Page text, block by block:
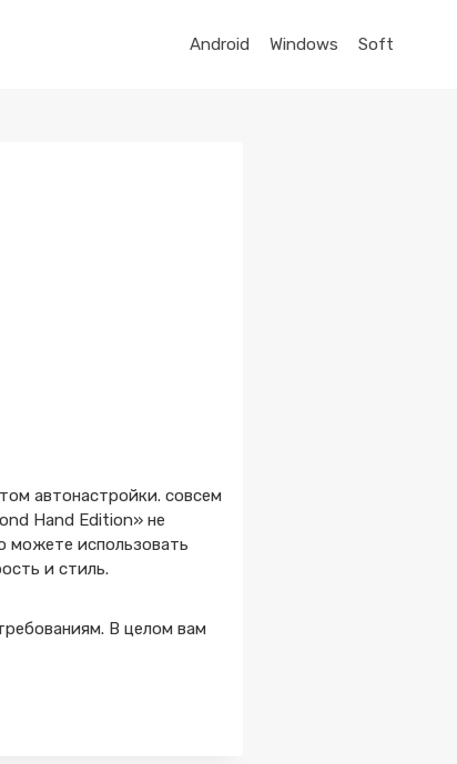
Android Windows Soft
автонастройки. совсем
Hand Edition» не
можете использовать
и стиль.
В целом вам